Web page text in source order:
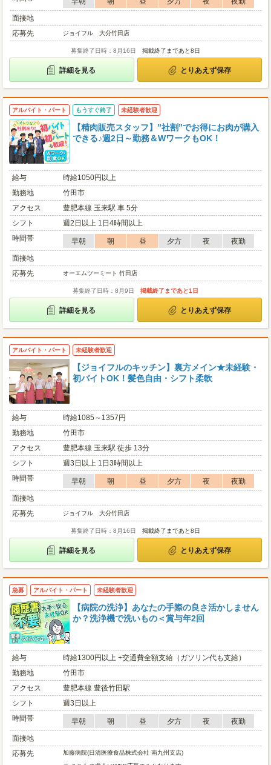
面接地
応募先
ジョイフル 大分竹田店
募集終了日時：8月16日 掲載終了まであと8日
詳細を見る とりあえず保存
アルバイト・パート もうすぐ終了 未経験者歓迎
【精肉販売スタッフ】”社割”でお得にお肉が購入
できる♪週2日～勤務＆WワークもOK！
給与
時給1050円以上
勤務地
竹田市
アクセス
豊肥本線 玉来駅 車 5分
シフト
週2日以上 1日4時間以上
時間帯
早朝 朝 昼 夕方 夜
夜勤
面接地
応募先
オーエムツーミート 竹田店
募集終了日時：8月9日 掲載終了まであと1日
詳細を見る とりあえず保存
アルバイト・パート 未経験者歓迎
【ジョイフルのキッチン】裏方メイン★未経験・
初バイトOK！髪色自由・シフト柔軟
給与
時給1085～1357円
勤務地
竹田市
アクセス
豊肥本線 玉来駅 徒歩 13分
シフト
週3日以上 1日3時間以上
時間帯
早朝 朝 昼 夕方 夜
夜勤
面接地
応募先
ジョイフル 大分竹田店
募集終了日時：8月16日 掲載終了まであと8日
詳細を見る とりあえず保存
急募 アルバイト・パート 未経験者歓迎
【病院の洗浄】あなたの手際の良さ活かしません
か？洗浄機で洗いもの＜賞与年2回
給与
時給1300円以上 +交通費全額支給（ガソリン代も支給）
勤務地
竹田市
アクセス
豊肥本線 豊後竹田駅
シフト
週3日以上
時間帯
早朝 朝 昼 夕方 夜
夜勤
面接地
応募先
加藤病院(日清医療食品株式会社 南九州支店)